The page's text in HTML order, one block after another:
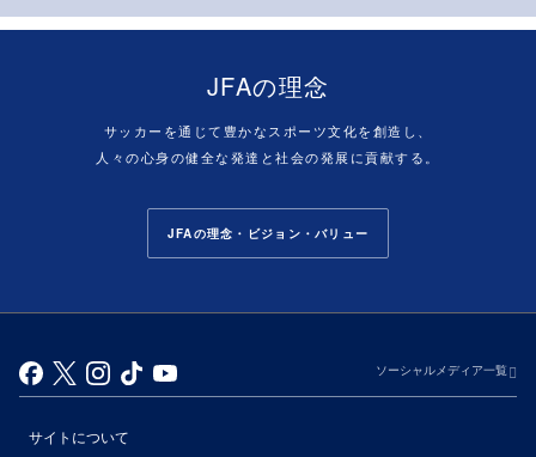
JFAの理念
サッカーを通じて豊かなスポーツ文化を創造し、
人々の心身の健全な発達と社会の発展に貢献する。
JFAの理念・ビジョン・バリュー
ソーシャルメディア一覧
サイトについて